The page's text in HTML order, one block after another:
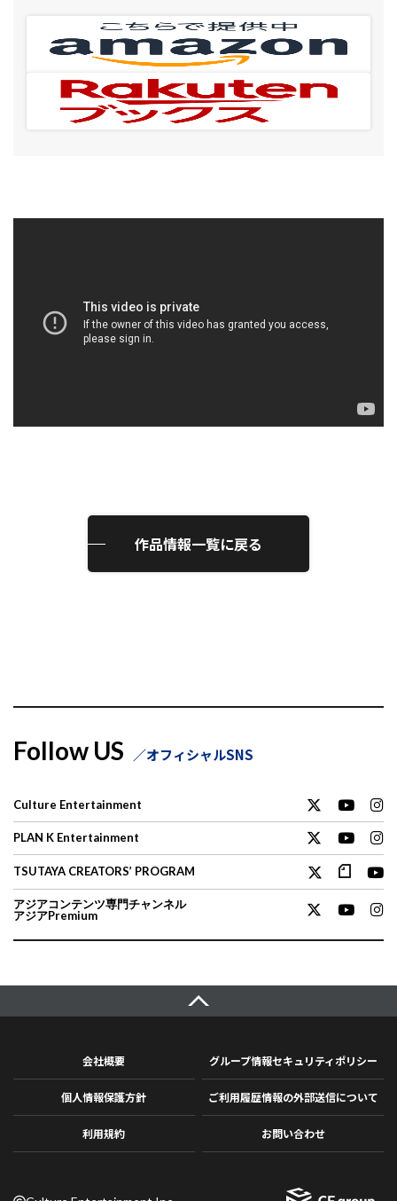
作品情報一覧に戻る
Follow US オフィシャルSNS
Culture Entertainment
PLAN K Entertainment
TSUTAYA CREATORS’ PROGRAM
アジアコンテンツ専門チャンネル
アジアPremium
会社概要 グループ情報セキュリティポリシー
個人情報保護方針 ご利用履歴情報の外部送信について
利用規約 お問い合わせ